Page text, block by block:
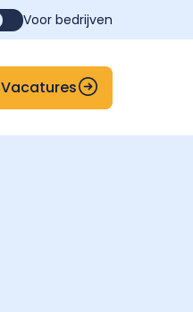
Voor bedrijven
Vacatures